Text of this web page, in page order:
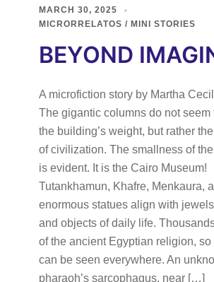
MARCH 30, 2025
MICRORRELATOS / MINI STORIES
BEYOND
A microfiction story by Martha
The gigantic columns do not seem
the building’s weight, but rather
of civilization. The smallness of
is evident. It is the Cairo Museum!
Tutankhamun, Khafre, Menkaura,
enormous statues align with
and objects of daily life.
of the ancient Egyptian religion, so
can be seen everywhere. An
pharaoh’s sarcophagus, near […]